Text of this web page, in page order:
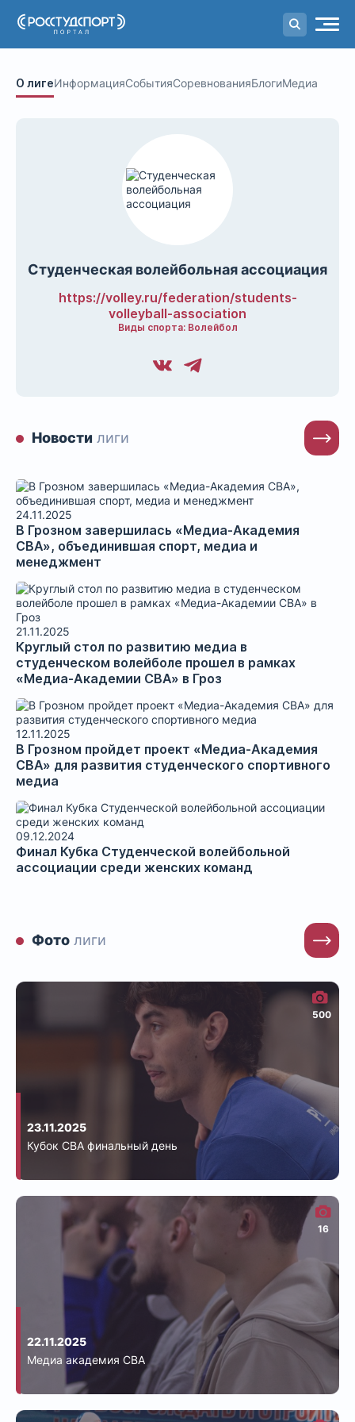
Порталстуденческого спорта
О лигеИнформацияСобытияСоревнованияБлогиМедиа
Студенческая волейбольная ассоциация
https://volley.ru/federation/students-
volleyball-association
Виды спорта: Волейбол
Новости лиги
24.11.2025
В Грозном завершилась «Медиа-Академия
СВА», объединившая спорт, медиа и
менеджмент
21.11.2025
​Круглый стол по развитию медиа в
студенческом волейболе прошел в рамках
«Медиа-Академии СВА» в Гроз
12.11.2025
​В Грозном пройдет проект «Медиа-Академия
СВА» для развития студенческого спортивного
медиа
09.12.2024
Финал Кубка Студенческой волейбольной
ассоциации среди женских команд
Фото лиги
23.11.2025
Кубок СВА финальный день
500
22.11.2025
Медиа академия СВА
16